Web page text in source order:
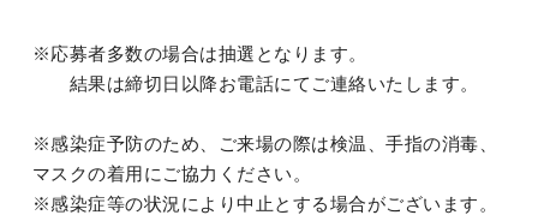
※応募者多数の場合は抽選となります。
結果は締切日以降お電話にてご連絡いたします。
※感染症予防のため、ご来場の際は検温、手指の消毒、
マスクの着用にご協力ください。
※感染症等の状況により中止とする場合がございます。